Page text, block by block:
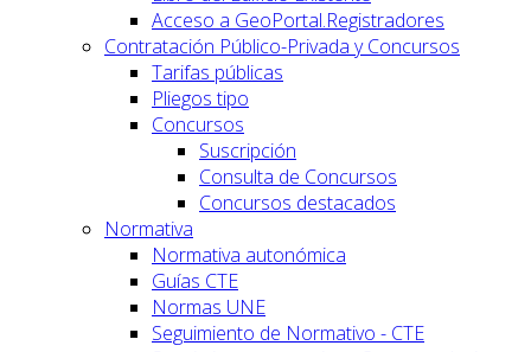
Acceso a GeoPortal.Registradores
Contratación Público-Privada y Concursos
Tarifas públicas
Pliegos tipo
Concursos
Suscripción
Consulta de Concursos
Concursos destacados
Normativa
Normativa autonómica
Guías CTE
Normas UNE
Seguimiento de Normativo - CTE